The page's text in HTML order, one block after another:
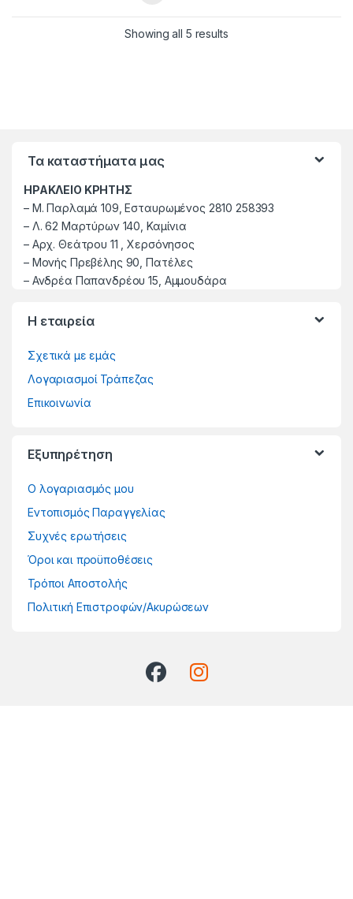
Showing all 5 results
Τα καταστήματα μας
ΗΡΑΚΛΕΙΟ ΚΡΗΤΗΣ
– M. Παρλαμά 109, Εσταυρωμένος 2810 258393
–Λ. 62 Μαρτύρων 140, Καμίνια
– Αρχ. Θεάτρου 11 , Χερσόνησος
– Μονής Πρεβέλης 90, Πατέλες
– Ανδρέα Παπανδρέου 15, Αμμουδάρα
Η εταιρεία
Σχετικά με εμάς
Λογαριασμοί Τράπεζας
Επικοινωνία
Εξυπηρέτηση
Ο λογαριασμός μου
Εντοπισμός Παραγγελίας
Συχνές ερωτήσεις
Όροι και προϋποθέσεις
Τρόποι Αποστολής
Πολιτική Επιστροφών/Ακυρώσεων